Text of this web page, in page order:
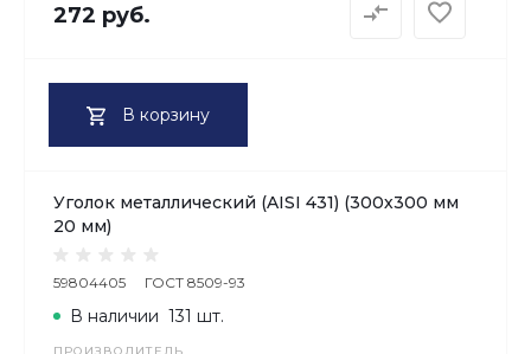
272 руб.
В корзину
Уголок металлический (AISI 431) (300х300 мм
20 мм)
59804405 ГОСТ 8509-93
ПРОИЗВОДИТЕЛЬ
В наличии 131 шт.